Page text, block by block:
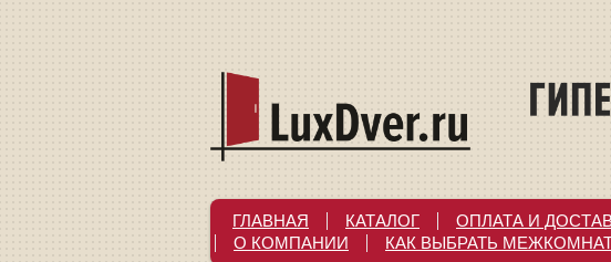
ГЛАВНАЯ КАТАЛОГ ОПЛАТА И
О КОМПАНИИ
КАК ВЫБРАТЬ